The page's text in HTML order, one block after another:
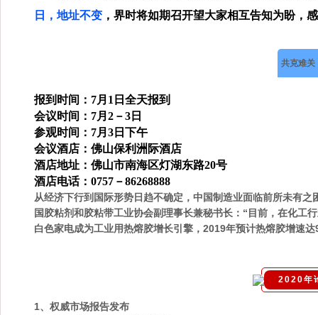
日，地址不变 ，界时将如期召开望大家相互告知为盼，
共克难关
报到时间：7月1日全天报到
会议时间：7月2－3日
参观时间：7月3日下午
会议酒店：佛山保利洲际酒店
酒店地址：佛山市南海区灯湖东路20号
酒店电话：0757－86268888
从经济下行到国际形势日趋不确定，中国制造业面临前所未有之
国胶粘剂和胶粘带工业协会副理事长兼秘书长： “目前，在化工
白色家电成为工业用热熔胶增长引擎，2019年预计热熔胶增速达
2020年
1、权威市场报告发布